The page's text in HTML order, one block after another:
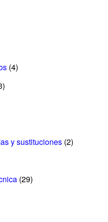
(4)
y sustituciones (2)
(29)